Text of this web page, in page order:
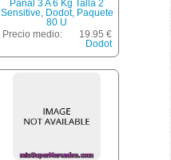
Pañal 3 A 6 Kg Talla 2
Sensitive, Dodot, Paquete
80 U
Precio medio:
19.95 €
Dodot